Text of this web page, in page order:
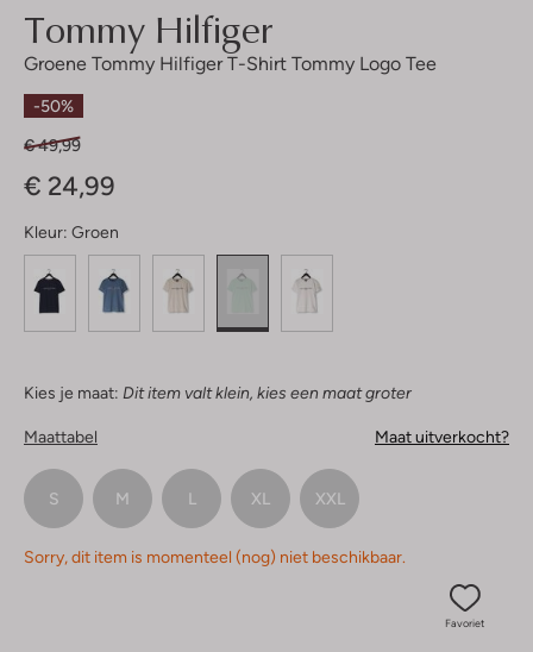
Tommy Hilfiger
Groene Tommy Hilfiger T-Shirt Tommy Logo Tee
-50%
€ 49,99
€ 24,99
Kleur: Groen
Kies je maat: Dit item valt klein, kies een maat groter
Maattabel Maat uitverkocht?
S M L XL XXL
Sorry, dit item is momenteel (nog) niet beschikbaar.
Favoriet